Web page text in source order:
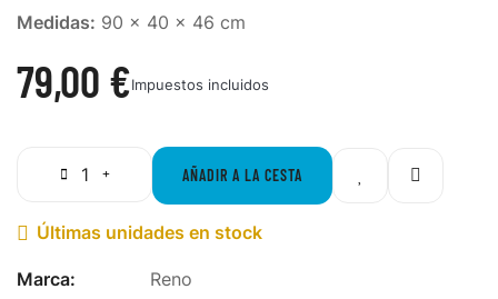
Medidas: 90 x 40 x 46 cm
79,00 €Impuestos incluidos
AÑADIR A LA CESTA
 Últimas unidades en stock
Marca:
Reno